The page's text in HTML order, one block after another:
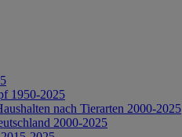
1950-2025
nach Tierarten 2000-2025
2000-2025